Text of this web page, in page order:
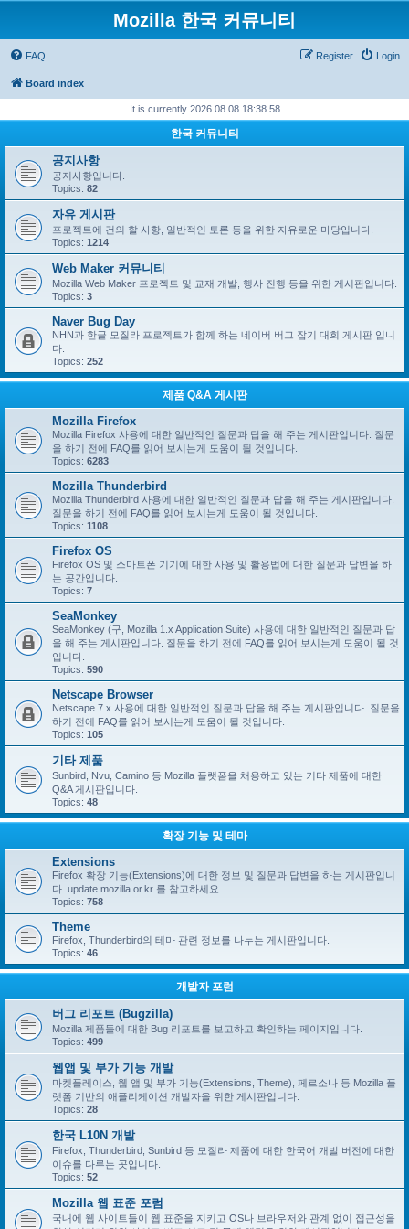
Mozilla 한국 커뮤니티
FAQ Login
Register
Board index
It is currently 2026 08 08 18:38 58
한국 커뮤니티
공지사항
공지사항입니다.
Topics: 82
자유 게시판
프로젝트에 건의 할 사항, 일반적인 토론 등을 위한 자유로운 마당입니다.
Topics: 1214
Web Maker 커뮤니티
Mozilla Web Maker 프로젝트 및 교재 개발, 행사 진행 등을 위한 게시판입니다.
Topics: 3
Naver Bug Day
NHN과 한글 모질라 프로젝트가 함께 하는 네이버 버그 잡기 대회 게시판 입니
다.
Topics: 252
제품 Q&A 게시판
Mozilla Firefox
Mozilla Firefox 사용에 대한 일반적인 질문과 답을 해 주는 게시판입니다. 질문
을 하기 전에 FAQ를 읽어 보시는게 도움이 될 것입니다.
Topics: 6283
Mozilla Thunderbird
Mozilla Thunderbird 사용에 대한 일반적인 질문과 답을 해 주는 게시판입니다.
질문을 하기 전에 FAQ를 읽어 보시는게 도움이 될 것입니다.
Topics: 1108
Firefox OS
Firefox OS 및 스마트폰 기기에 대한 사용 및 활용법에 대한 질문과 답변을 하
는 공간입니다.
Topics: 7
SeaMonkey
SeaMonkey (구, Mozilla 1.x Application Suite) 사용에 대한 일반적인 질문과 답
을 해 주는 게시판입니다. 질문을 하기 전에 FAQ를 읽어 보시는게 도움이 될 것
입니다.
Topics: 590
Netscape Browser
Netscape 7.x 사용에 대한 일반적인 질문과 답을 해 주는 게시판입니다. 질문을
하기 전에 FAQ를 읽어 보시는게 도움이 될 것입니다.
Topics: 105
기타 제품
Sunbird, Nvu, Camino 등 Mozilla 플랫폼을 채용하고 있는 기타 제품에 대한
Q&A 게시판입니다.
Topics: 48
확장 기능 및 테마
Extensions
Firefox 확장 기능(Extensions)에 대한 정보 및 질문과 답변을 하는 게시판입니
다. update.mozilla.or.kr 를 참고하세요
Topics: 758
Theme
Firefox, Thunderbird의 테마 관련 정보를 나누는 게시판입니다.
Topics: 46
개발자 포럼
버그 리포트 (Bugzilla)
Mozilla 제품들에 대한 Bug 리포트를 보고하고 확인하는 페이지입니다.
Topics: 499
웹앱 및 부가 기능 개발
마켓플레이스, 웹 앱 및 부가 기능(Extensions, Theme), 페르소나 등 Mozilla 플
랫폼 기반의 애플리케이션 개발자을 위한 게시판입니다.
Topics: 28
한국 L10N 개발
Firefox, Thunderbird, Sunbird 등 모질라 제품에 대한 한국어 개발 버전에 대한
이슈를 다루는 곳입니다.
Topics: 52
Mozilla 웹 표준 포럼
국내에 웹 사이트들이 웹 표준을 지키고 OS나 브라우저와 관계 없이 접근성을